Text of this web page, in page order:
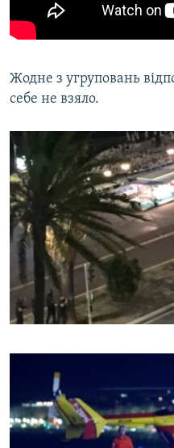
Жодне з угруповань
себе не взяло.